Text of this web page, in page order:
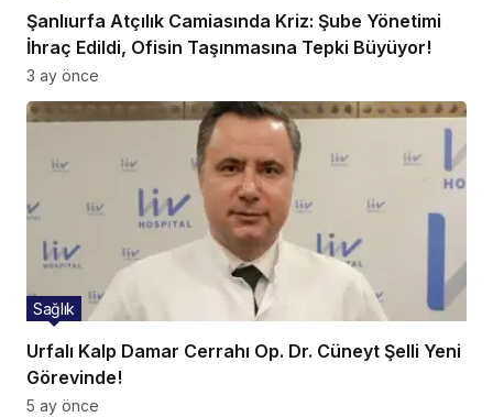
Şanlıurfa Atçılık Camiasında Kriz: Şube Yönetimi
İhraç Edildi, Ofisin Taşınmasına Tepki Büyüyor!
3 ay önce
Urfalı Kalp Damar Cerrahı Op. Dr. Cüneyt Şelli Yeni
Görevinde!
Sağlık
5 ay önce